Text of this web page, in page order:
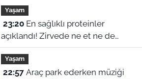
Yaşam
23:20En sağlıklı proteinler
açıklandı! Zirvede ne et ne de
yumurta var
Yaşam
22:57Araç park ederken müziği